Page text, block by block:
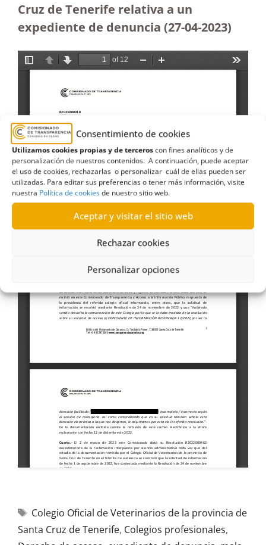
Consentimiento de cookies
Utilizamos cookies propias y de terceroscon fines analíticos y de
personalización de nuestros contenidos. A continuación, puede aceptar
el uso de cookies, rechazarlas o personalizar cuál de ellas pueden ser
utilizadas. Para editar sus preferencias o tener más información, visite
nuestra Política de cookiesde nuestro sitio web.
Aceptar y visitar el sitio web
Rechazar cookies
Personalizar opciones
Cruz de Tenerife relativa a un
expediente de denuncia (27-04-2023)
Colegio Oficial de Veterinarios de la provincia de
Santa Cruz de Tenerife, Colegios profesionales,